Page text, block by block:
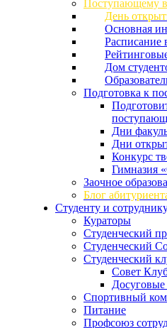
Поступающему
День
Основная
Расписание
Дом
Подготовка к
Дни
Дни
Конкурс
Гимназия
Заочное
Блог
Студенту и
Кураторы
Студенческий
Студенческий
Студенческий
Совет
Спортивный
Питание
Профсоюз